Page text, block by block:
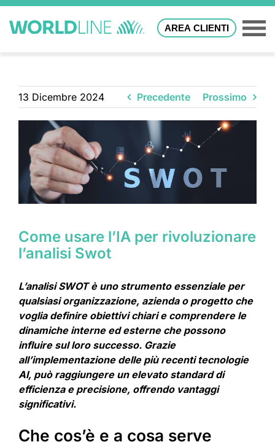
AREA CLIENTI
13 Dicembre 2024 Precedente Prossimo
Come usare l’IA per rivoluzionare
l’analisi Swot
L’analisi SWOT è uno strumento essenziale per
qualsiasi organizzazione, azienda o progetto che
voglia definire obiettivi chiari e comprendere le
dinamiche interne ed esterne che possono
influire sul loro successo. Grazie
all’implementazione delle più recenti tecnologie
AI, può raggiungere un elevato standard di
efficienza e precisione, offrendo vantaggi
significativi.
Che cos’è e a cosa serve